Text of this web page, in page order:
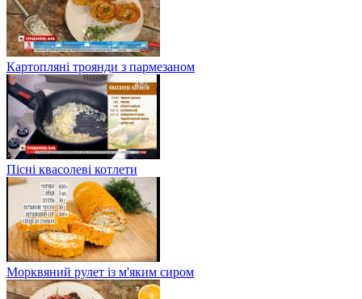
Картопляні троянди з пармезаном
Пісні квасолеві котлети
Морквяний рулет із м'яким сиром